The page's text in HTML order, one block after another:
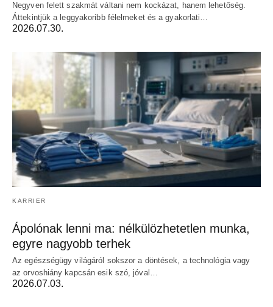
Negyven felett szakmát váltani nem kockázat, hanem lehetőség.
Áttekintjük a leggyakoribb félelmeket és a gyakorlati…
2026.07.30.
KARRIER
Ápolónak lenni ma: nélkülözhetetlen munka,
egyre nagyobb terhek
Az egészségügy világáról sokszor a döntések, a technológia vagy
az orvoshiány kapcsán esik szó, jóval…
2026.07.03.